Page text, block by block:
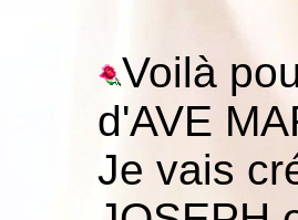
Voilà
d'AVE
Je vais